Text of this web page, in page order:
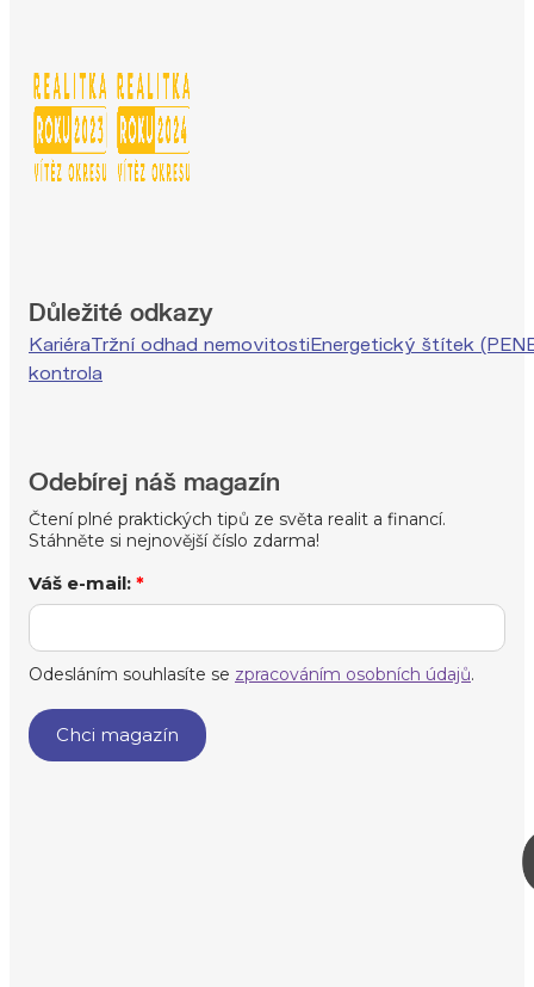
Důležité odkazy
KariéraTržní odhad nemovitostiEnergetický štítek
kontrola
Odebírej náš magazín